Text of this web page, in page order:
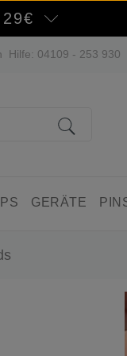
Hilfe: 04109 - 253 930
GERÄTE